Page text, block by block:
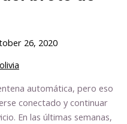
26, 2020
automática, pero eso
conectado y continuar
En las últimas semanas,